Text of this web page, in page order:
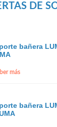
DE
bañera
más
bañera